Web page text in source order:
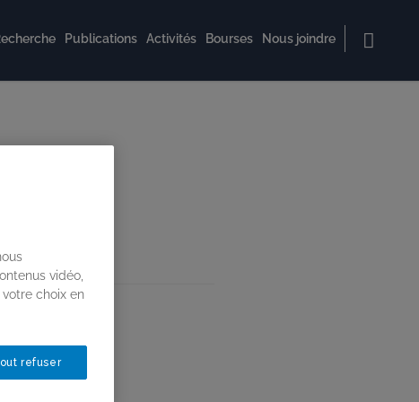
Publications Activités Bourses Nous joindre
vidéo,
choix en
refuser